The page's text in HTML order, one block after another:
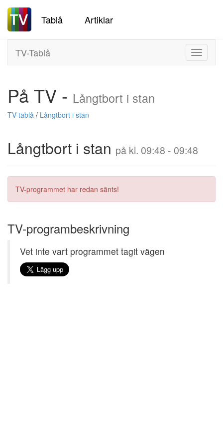
Tablå Artiklar
Toggle
TV-Tablå
På TV - Långtbort i stan
TV-tablå / Långtbort i stan
Långtbort i stan på kl. 09:48 - 09:48
TV-programmet har redan sänts!
TV-programbeskrivning
Vet inte vart programmet tagit vägen